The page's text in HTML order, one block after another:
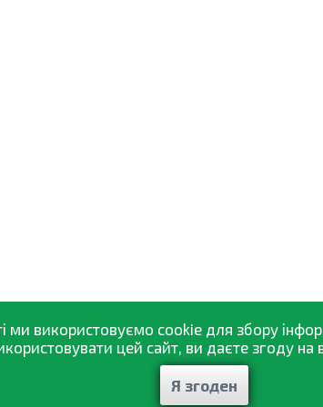
ми використовуємо cookie для збору
цей сайт, ви даєте згоду на
Я згоден